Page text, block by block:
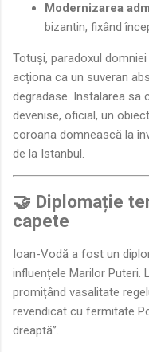
Modernizarea
bizantin, fixând
Totuși, paradoxul
acționa ca un suveran
degradase. Instalarea sa
devenise, oficial, un
coroana domnească la
de la Istanbul.
🤝 Diplomație
capete
Ioan-Vodă a fost un
influențele Marilor Puteri.
promițând vasalitate
revendicat cu fermitate
dreaptă”.